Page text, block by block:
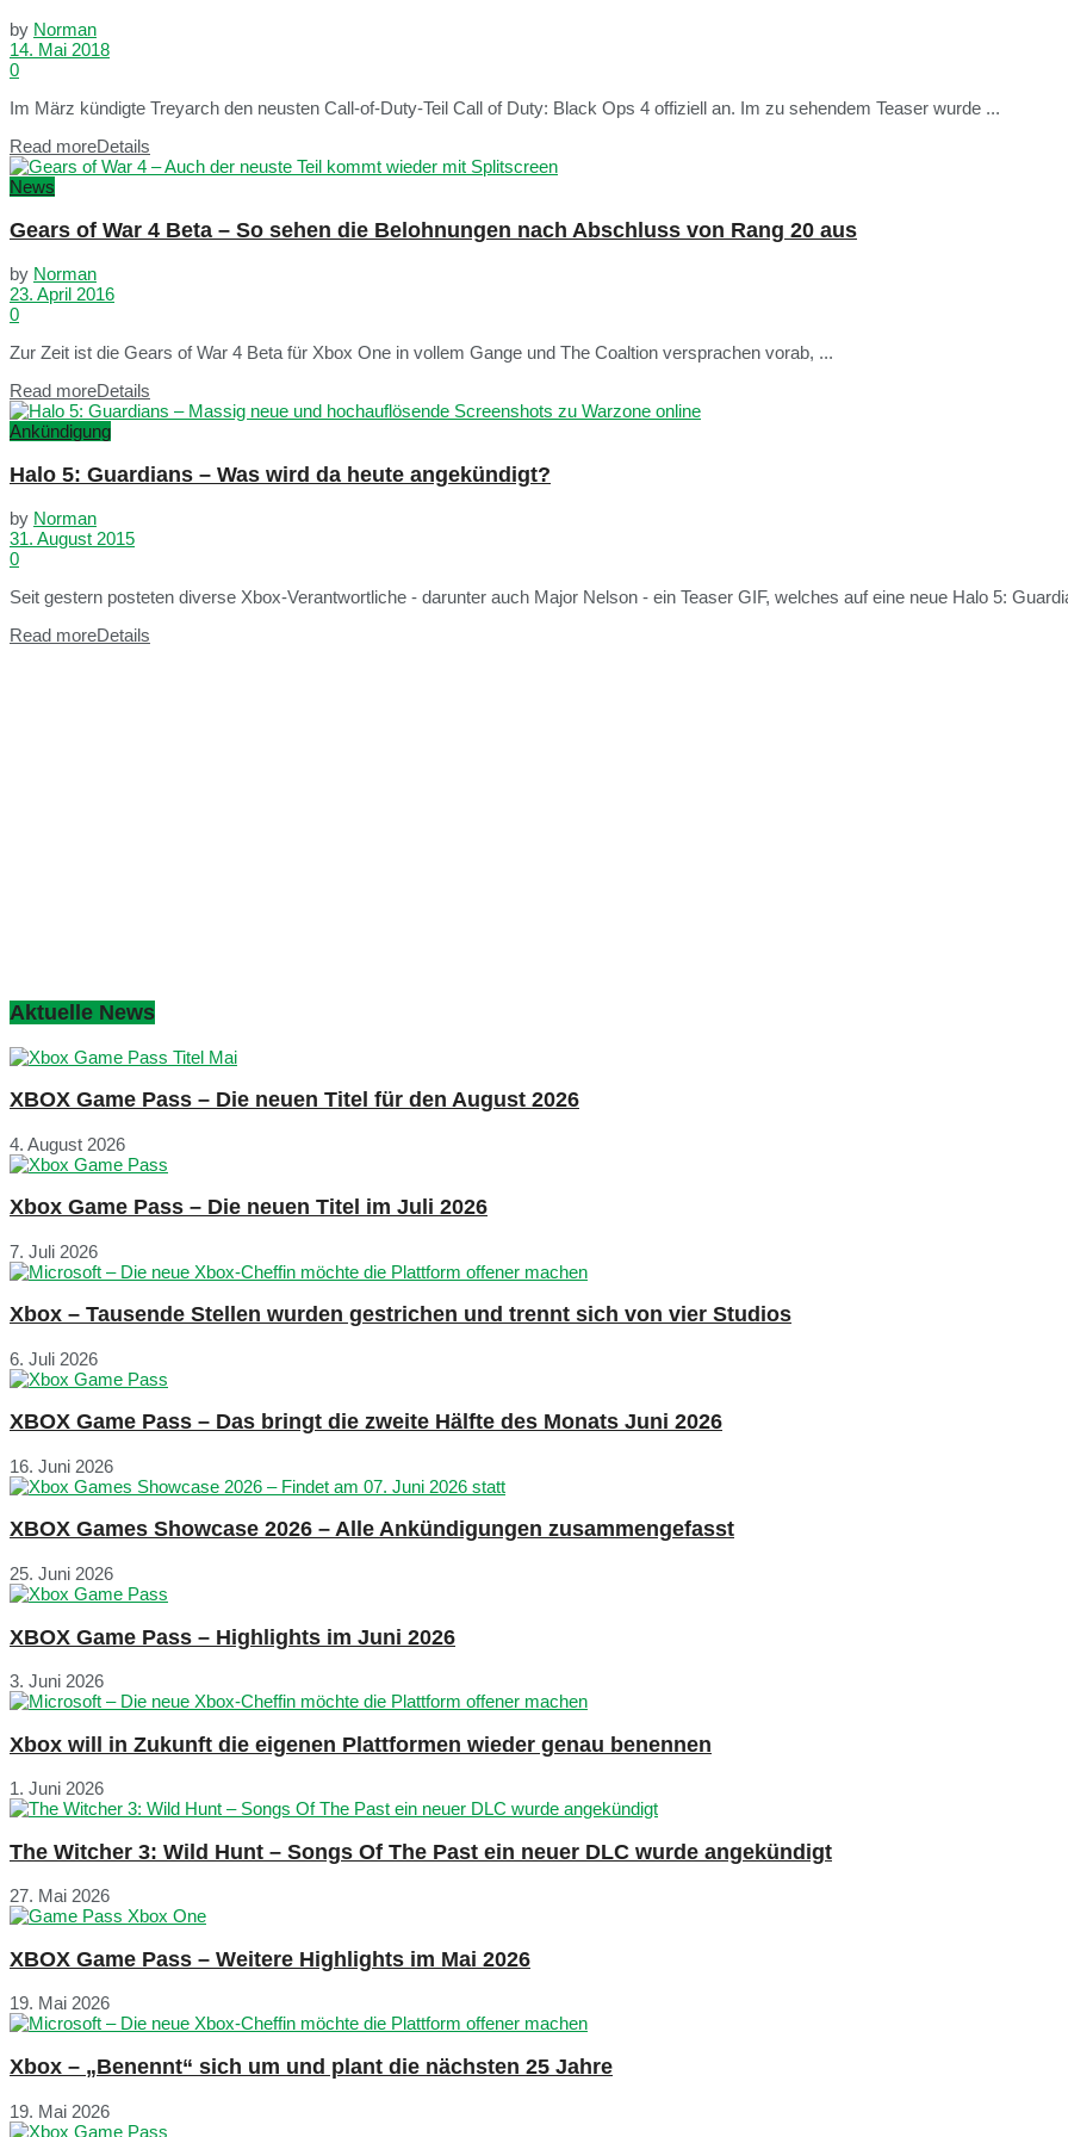
by Norman
14. Mai 2018
0
Im März kündigte Treyarch den neusten Call-of-Duty-Teil Call of Duty: Black Ops 4 offiziell an. Im zu sehendem Teaser wurde ...
Read moreDetails
News
Gears of War 4 Beta – So sehen die Belohnungen nach Abschluss von Rang 20 aus
by Norman
23. April 2016
0
Zur Zeit ist die Gears of War 4 Beta für Xbox One in vollem Gange und The Coaltion versprachen vorab, ...
Read moreDetails
Ankündigung
Halo 5: Guardians – Was wird da heute angekündigt?
by Norman
31. August 2015
0
Seit gestern posteten diverse Xbox-Verantwortliche - darunter auch Major Nelson - ein Teaser GIF, welches auf eine neue Halo 5:
Read moreDetails
Aktuelle News
XBOX Game Pass – Die neuen Titel für den August 2026
4. August 2026
Xbox Game Pass – Die neuen Titel im Juli 2026
7. Juli 2026
Xbox – Tausende Stellen wurden gestrichen und trennt sich von vier Studios
6. Juli 2026
XBOX Game Pass – Das bringt die zweite Hälfte des Monats Juni 2026
16. Juni 2026
XBOX Games Showcase 2026 – Alle Ankündigungen zusammengefasst
25. Juni 2026
XBOX Game Pass – Highlights im Juni 2026
3. Juni 2026
Xbox will in Zukunft die eigenen Plattformen wieder genau benennen
1. Juni 2026
The Witcher 3: Wild Hunt – Songs Of The Past ein neuer DLC wurde angekündigt
27. Mai 2026
XBOX Game Pass – Weitere Highlights im Mai 2026
19. Mai 2026
Xbox – „Benennt“ sich um und plant die nächsten 25 Jahre
19. Mai 2026